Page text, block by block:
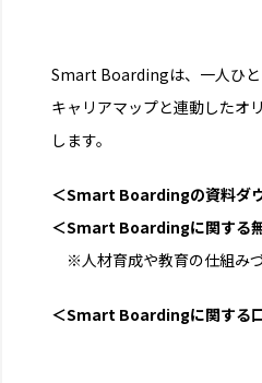
Smart Boardingは、⼀⼈ひと
キャリアマップと連動したオ
します。
＜Smart Boardingの資料ダ
＜Smart Boardingに関する
※人材育成や教育の仕組み
＜Smart Boardingに関する